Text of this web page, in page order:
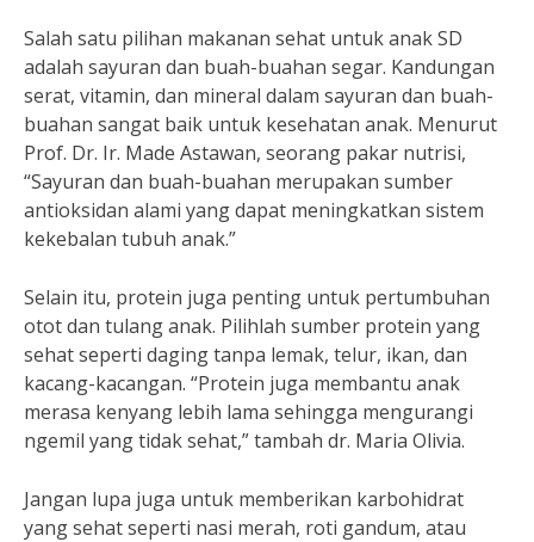
Salah satu pilihan makanan sehat untuk anak SD
adalah sayuran dan buah-buahan segar. Kandungan
serat, vitamin, dan mineral dalam sayuran dan buah-
buahan sangat baik untuk kesehatan anak. Menurut
Prof. Dr. Ir. Made Astawan, seorang pakar nutrisi,
“Sayuran dan buah-buahan merupakan sumber
antioksidan alami yang dapat meningkatkan sistem
kekebalan tubuh anak.”
Selain itu, protein juga penting untuk pertumbuhan
otot dan tulang anak. Pilihlah sumber protein yang
sehat seperti daging tanpa lemak, telur, ikan, dan
kacang-kacangan. “Protein juga membantu anak
merasa kenyang lebih lama sehingga mengurangi
ngemil yang tidak sehat,” tambah dr. Maria Olivia.
Jangan lupa juga untuk memberikan karbohidrat
yang sehat seperti nasi merah, roti gandum, atau